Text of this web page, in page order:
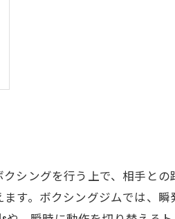
シングを行う上で、相手との
す。ボクシングジムでは、瞬